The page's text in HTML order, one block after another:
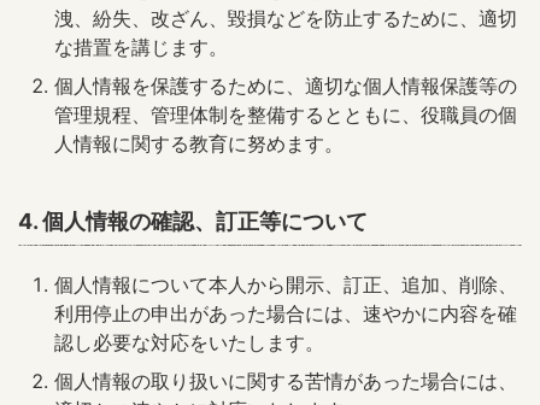
洩、紛失、改ざん、毀損などを防止するために、適切
な措置を講じます。
個人情報を保護するために、適切な個人情報保護等の
管理規程、管理体制を整備するとともに、役職員の個
人情報に関する教育に努めます。
4. 個人情報の確認、訂正等について
個人情報について本人から開示、訂正、追加、削除、
利用停止の申出があった場合には、速やかに内容を確
認し必要な対応をいたします。
個人情報の取り扱いに関する苦情があった場合には、